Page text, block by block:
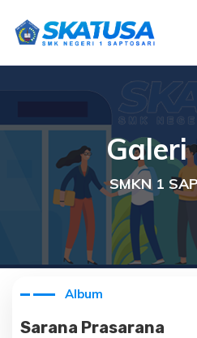
Galeri
SMKN 1
Album
Sarana Prasarana